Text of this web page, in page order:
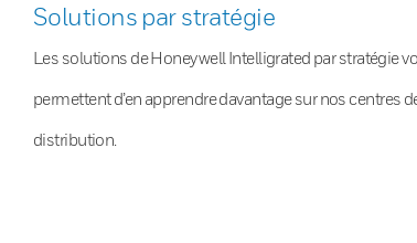
Solutions par stratégie
Les solutions de Honeywell Intelligrated par stratégie
permettent d’en apprendre davantage sur nos centres
distribution.